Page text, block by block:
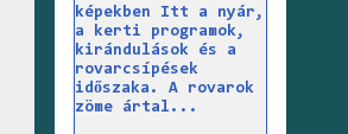
képekben Itt a nyár,
a kerti programok,
kirándulások és a
rovarcsípések
időszaka. A rovarok
zöme ártal...